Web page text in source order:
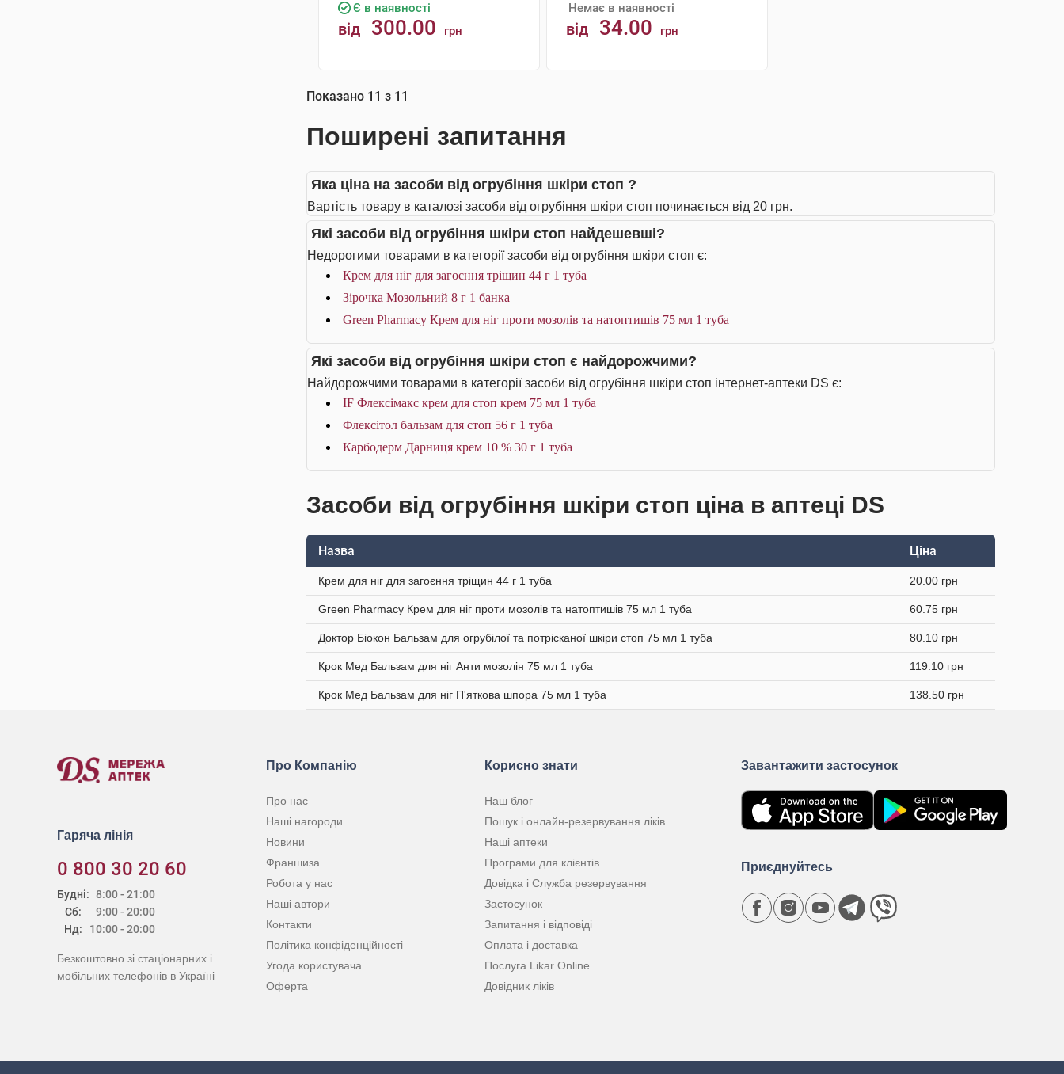
Є в наявності
від 300.00 грн
Немає в наявності
від 34.00 грн
Показано 11 з 11
Поширені запитання
Яка ціна на засоби від огрубіння шкіри стоп ?
Вартість товару в каталозі засоби від огрубіння шкіри стоп починається від 20 грн.
Які засоби від огрубіння шкіри стоп найдешевші?
Недорогими товарами в категорії засоби від огрубіння шкіри стоп є:
Крем для ніг для загоєння тріщин 44 г 1 туба
Зірочка Мозольний 8 г 1 банка
Green Pharmacy Крем для ніг проти мозолів та натоптишів 75 мл 1 туба
Які засоби від огрубіння шкіри стоп є найдорожчими?
Найдорожчими товарами в категорії засоби від огрубіння шкіри стоп інтернет-аптеки DS є:
IF Флексімакс крем для стоп крем 75 мл 1 туба
Флексітол бальзам для стоп 56 г 1 туба
Карбодерм Дарниця крем 10 % 30 г 1 туба
Засоби від огрубіння шкіри стоп ціна в аптеці DS
Назва Ціна
Крем для ніг для загоєння тріщин 44 г 1 туба 20.00 грн
Green Pharmacy Крем для ніг проти мозолів та натоптишів 75 мл 1 туба 60.75 грн
Доктор Біокон Бальзам для огрубілої та потрісканої шкіри стоп 75 мл 1 туба 80.10 грн
Крок Мед Бальзам для ніг Анти мозолін 75 мл 1 туба 119.10 грн
Крок Мед Бальзам для ніг П'яткова шпора 75 мл 1 туба 138.50 грн
Гаряча лінія
0 800 30 20 60
Будні:
Сб:
Нд:
8:00 - 21:00
9:00 - 20:00
10:00 - 20:00
Безкоштовно зі стаціонарних і
мобільних телефонів в Україні
Про Компанію
Про нас
Наші нагороди
Новини
Франшиза
Робота у нас
Наші автори
Контакти
Політика конфіденційності
Угода користувача
Оферта
Корисно знати
Наш блог
Пошук і онлайн-резервування ліків
Наші аптеки
Програми для клієнтів
Довідка і Служба резервування
Застосунок
Запитання і відповіді
Оплата і доставка
Послуга Likar Online
Довідник ліків
Завантажити застосунок
Приєднуйтесь